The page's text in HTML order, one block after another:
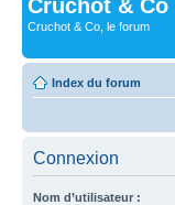
Cruchot & Co
Cruchot & Co, le forum
Index du forum
Connexion
Nom d’utilisateur :